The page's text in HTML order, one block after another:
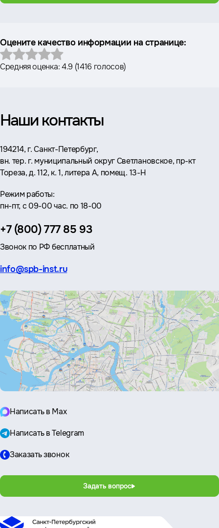
Оцените качество информации на странице:
Средняя оценка:4.9 (1416 голосов)
Наши контакты
Адрес:
194214, г. Санкт-Петербург,
вн. тер. г. муниципальный округ Светлановское, пр-кт
Тореза, д. 112, к. 1, литера А, помещ. 13-Н
Режим работы:
пн-пт, с 09-00 час. по 18-00
Телефон:
+7 (800) 777 85 93
Звонок по РФ бесплатный
Эл.
info@spb-inst.ru
Написать в Max
Написать в Telegram
Заказать звонок
Задать вопрос